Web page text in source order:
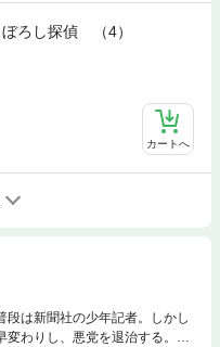
ぼろし探偵 （4）
カートへ
は新聞社の少年記者。しかし
変わりし、悪党を退治する。進